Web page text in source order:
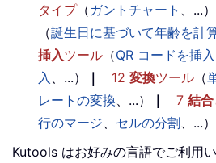
タイプ（ ガントチャート 、...）
（誕生日に基づいて年齢を計
挿入ツール （QR コードを挿入
入
、...） ｜ 12 変換ツール （
レートの変換 、...） ｜ 7 結
行のマージ
セルの分割 、...）
Kutools はお好みの言語でご利用